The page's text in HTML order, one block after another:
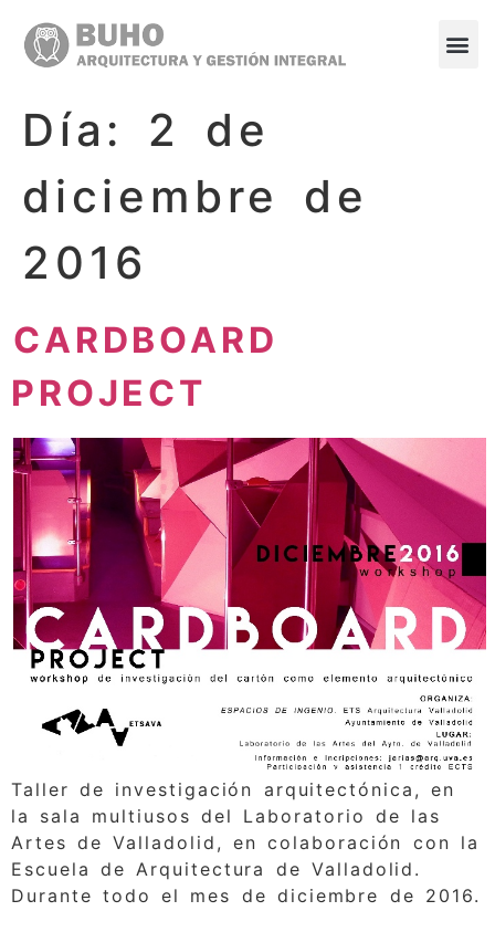
Día: 2 de
diciembre de
2016
CARDBOARD
PROJECT
Taller de investigación arquitectónica, en
la sala multiusos del Laboratorio de las
Artes de Valladolid, en colaboración con la
Escuela de Arquitectura de Valladolid.
Durante todo el mes de diciembre de 2016.